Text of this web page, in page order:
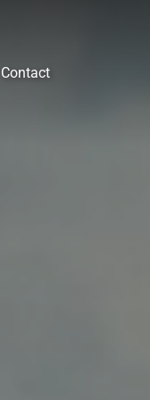
Contact